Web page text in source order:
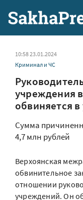
10:58 23.01.2024
Криминал и ЧС
учреждения
обвиняется
Сумма
4,7 млн рублей
Верхоянская
обвинительное
отношении
учреждений. Он